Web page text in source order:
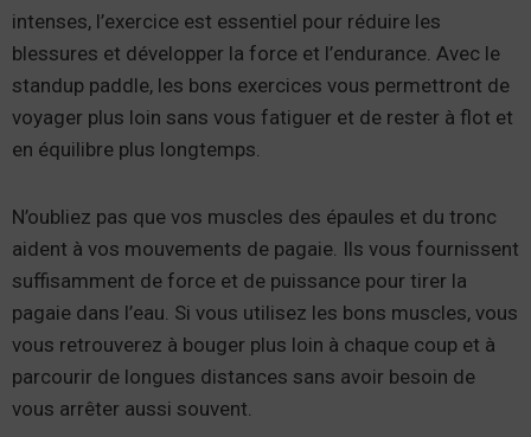
intenses, l’exercice est essentiel pour réduire les
blessures et développer la force et l’endurance. Avec le
standup paddle, les bons exercices vous permettront de
voyager plus loin sans vous fatiguer et de rester à flot et
en équilibre plus longtemps.
N’oubliez pas que vos muscles des épaules et du tronc
aident à vos mouvements de pagaie. Ils vous fournissent
suffisamment de force et de puissance pour tirer la
pagaie dans l’eau. Si vous utilisez les bons muscles, vous
vous retrouverez à bouger plus loin à chaque coup et à
parcourir de longues distances sans avoir besoin de
vous arrêter aussi souvent.